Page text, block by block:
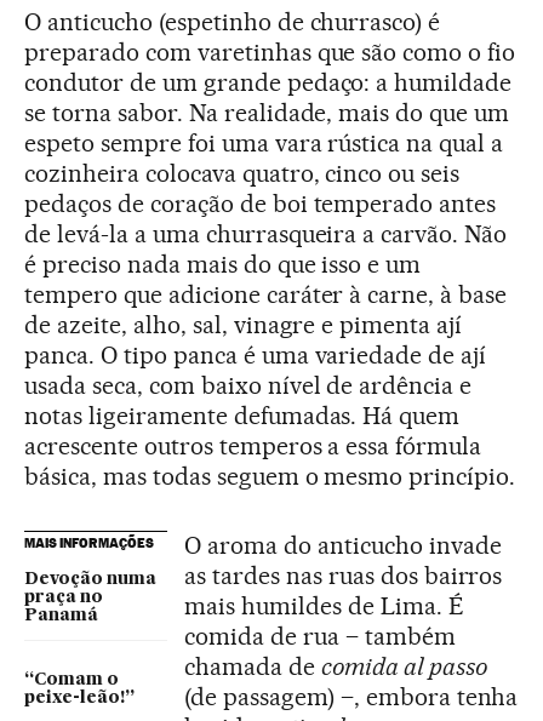
O anticucho (espetinho de churrasco) é
preparado com varetinhas que são como o fio
condutor de um grande pedaço: a humildade
se torna sabor. Na realidade, mais do que um
espeto sempre foi uma vara rústica na qual a
cozinheira colocava quatro, cinco ou seis
pedaços de coração de boi temperado antes
de levá-la a uma churrasqueira a carvão. Não
é preciso nada mais do que isso e um
tempero que adicione caráter à carne, à base
de azeite, alho, sal, vinagre e pimenta ají
panca. O tipo panca é uma variedade de ají
usada seca, com baixo nível de ardência e
notas ligeiramente defumadas. Há quem
acrescente outros temperos a essa fórmula
básica, mas todas seguem o mesmo princípio.
MAIS INFORMAÇÕES
Devoção numa
praça no
Panamá
“Comam o
peixe-leão!”
O aroma do anticucho invade
as tardes nas ruas dos bairros
mais humildes de Lima. É
comida de rua – também
chamada de comida al passo
(de passagem) –, embora tenha